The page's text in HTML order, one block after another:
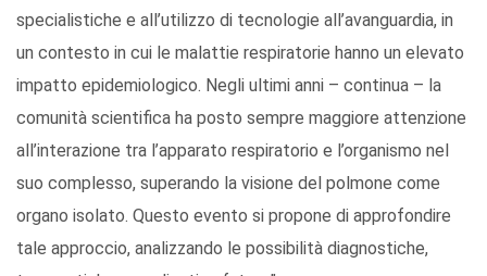
specialistiche e all’utilizzo di tecnologie all’avanguardia, in
un contesto in cui le malattie respiratorie hanno un elevato
impatto epidemiologico. Negli ultimi anni – continua – la
comunità scientifica ha posto sempre maggiore attenzione
all’interazione tra l’apparato respiratorio e l’organismo nel
suo complesso, superando la visione del polmone come
organo isolato. Questo evento si propone di approfondire
tale approccio, analizzando le possibilità diagnostiche,